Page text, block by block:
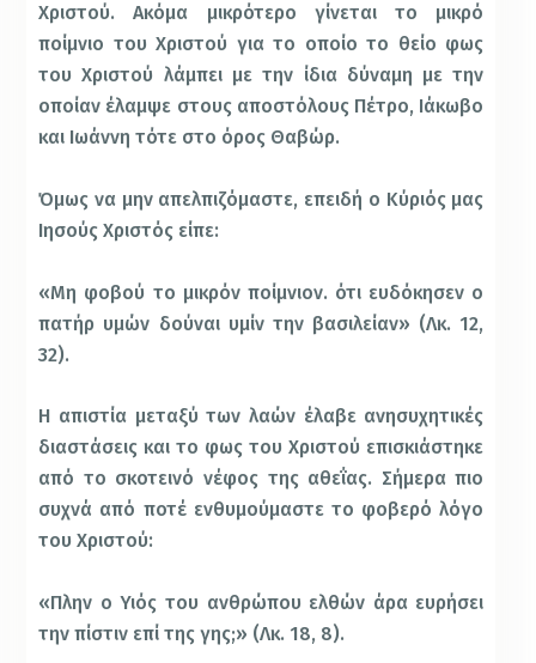
Χριστού. Ακόμα μικρότερο γίνεται το μικρό
ποίμνιο του Χριστού για το οποίο το θείο φως
του Χριστού λάμπει με την ίδια δύναμη με την
οποίαν έλαμψε στους αποστόλους Πέτρο, Ιάκωβο
και Ιωάννη τότε στο όρος Θαβώρ.
Όμως να μην απελπιζόμαστε, επειδή ο Κύριός μας
Ιησούς Χριστός είπε:
«Μη φοβού το μικρόν ποίμνιον. ότι ευδόκησεν ο
πατήρ υμών δούναι υμίν την βασιλείαν» (Λκ. 12,
32).
Η απιστία μεταξύ των λαών έλαβε ανησυχητικές
διαστάσεις και το φως του Χριστού επισκιάστηκε
από το σκοτεινό νέφος της αθεΐας. Σήμερα πιο
συχνά από ποτέ ενθυμούμαστε το φοβερό λόγο
του Χριστού:
«Πλην ο Υιός του ανθρώπου ελθών άρα ευρήσει
την πίστιν επί της γης;» (Λκ. 18, 8).